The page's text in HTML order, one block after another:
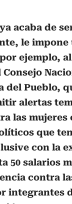
acaba de
le impone
ejemplo,
del Pueblo,
alertas
las mujeres
que
con la
50 salarios
contra
integrantes